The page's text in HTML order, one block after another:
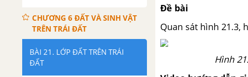
CHƯƠNG 6 ĐẤT VÀ SINH VẬT
TRÊN TRÁI ĐẤT
BÀI 21. LỚP ĐẤT TRÊN TRÁI
ĐẤT
Đề bài
Quan sát hình 21.3,
Hình